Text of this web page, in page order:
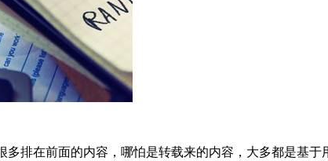
排在前面的内容，哪怕是转载来的内容，大多都是基于